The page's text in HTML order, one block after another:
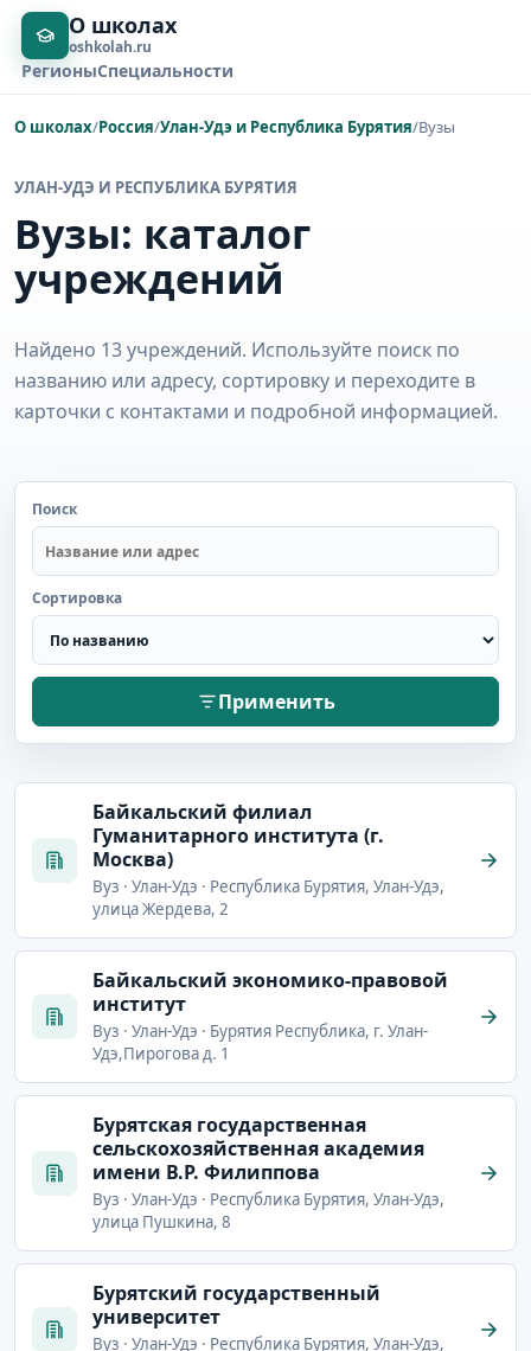
О школах
oshkolah.ru
РегионыСпециальности
О школах/Россия/Улан-Удэ и Республика Бурятия/Вузы
УЛАН-УДЭ И РЕСПУБЛИКА БУРЯТИЯ
Вузы: каталог
учреждений
Найдено 13 учреждений. Используйте поиск по
названию или адресу, сортировку и переходите в
карточки с контактами и подробной информацией.
Поиск
Сортировка
Применить
Байкальский филиал
Гуманитарного института (г.
Москва)
Вуз · Улан-Удэ · Республика Бурятия, Улан-Удэ,
улица Жердева, 2
Байкальский экономико-правовой
институт
Вуз · Улан-Удэ · Бурятия Республика, г. Улан-
Удэ,Пирогова д. 1
Бурятская государственная
сельскохозяйственная академия
имени В.Р. Филиппова
Вуз · Улан-Удэ · Республика Бурятия, Улан-Удэ,
улица Пушкина, 8
Бурятский государственный
университет
Вуз · Улан-Удэ · Республика Бурятия, Улан-Удэ,